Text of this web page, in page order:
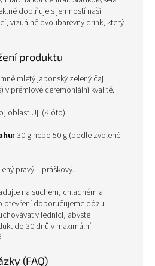
doplňuje s jemností naší
vizuálně dvoubarevný drink, který
produktu
mletý japonský zelený čaj
) v prémiové ceremoniální kvalitě.
oblast Uji (Kjóto).
30 g nebo 50 g (podle zvolené
pravý – práškový.
na suchém, chladném a
otevření doporučujeme dózu
v lednici, abyste
do 30 dnů v maximální
(FAQ)